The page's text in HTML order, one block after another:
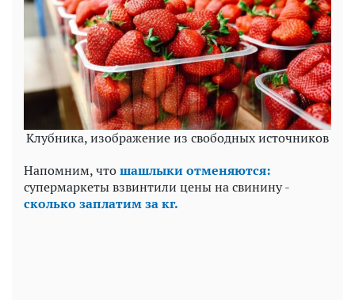
Клубника, изображение из свободных источников
Напомним, чтошашлыки отменяются:
супермаркеты взвинтили цены на свинину -
сколько заплатим за кг.